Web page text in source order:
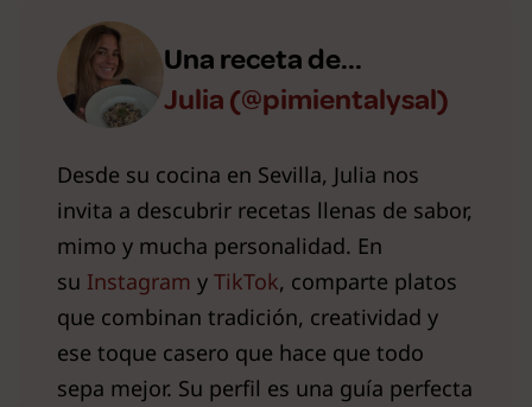
Una receta de...
Julia (@pimientalysal)
Desde su cocina en Sevilla, Julia nos
invita a descubrir recetas llenas de sabor,
mimo y mucha personalidad. En
su Instagram y TikTok, comparte platos
que combinan tradición, creatividad y
ese toque casero que hace que todo
sepa mejor. Su perfil es una guía perfecta